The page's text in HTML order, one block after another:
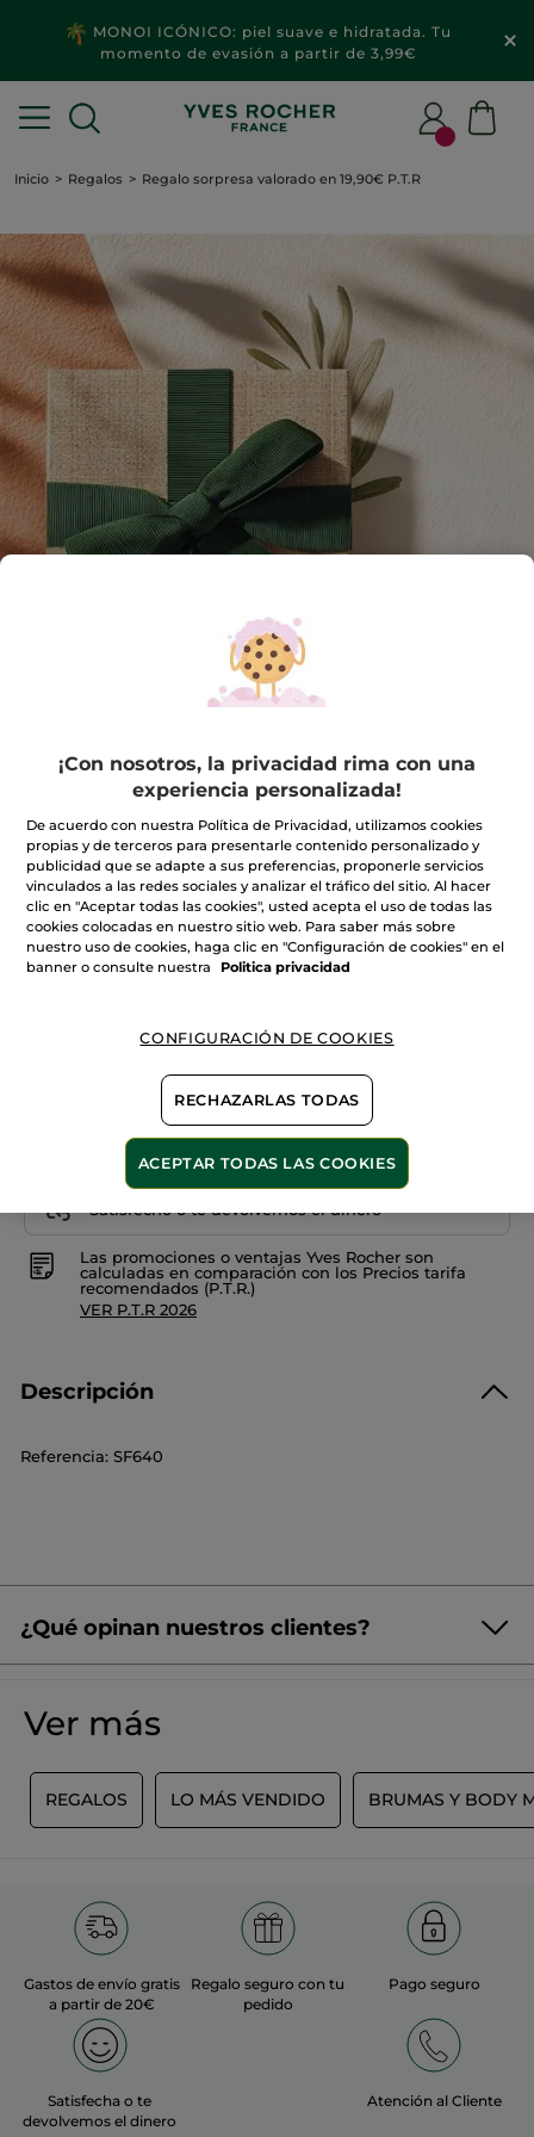
MONOI ICÓNICO: piel suave e hidratada. Tu
momento de evasión a partir de 3,99€
Inicio Regalos Regalo sorpresa valorado en 19,90€ P.T.R
Regalo sorpresa valorado en 19,90€
P.T.R
★★★★★
★★★★★
No
hay
valoraciones
de
INCLUIR UNA RESEÑA
Cantidad
PRODUCTO NO DISPONIBLE
Pago Seguro
Satisfecho o te devolvemos el dinero
Las promociones o ventajas Yves Rocher son
calculadas en comparación con los Precios tarifa
recomendados (P.T.R.)
VER P.T.R 2026
Descripción
Referencia: SF640
¿Qué opinan nuestros clientes?
No
AÑADIR UNA RESEÑA
Ver más
REGALOS LO MÁS VENDIDO BRUMAS Y BODY
Gastos de envío gratis
a partir de 20€
Regalo seguro con tu
pedido
Pago seguro
Satisfecha o te
devolvemos el dinero
Atención al Cliente
¡Con nosotros, la privacidad rima con una
experiencia personalizada!
De acuerdo con nuestra Política de Privacidad, utilizamos cookies
propias y de terceros para presentarle contenido personalizado y
publicidad que se adapte a sus preferencias, proponerle servicios
vinculados a las redes sociales y analizar el tráfico del sitio. Al hacer
clic en "Aceptar todas las cookies", usted acepta el uso de todas las
cookies colocadas en nuestro sitio web. Para saber más sobre
nuestro uso de cookies, haga clic en "Configuración de cookies" en el
banner o consulte nuestra
Politica privacidad
CONFIGURACIÓN DE COOKIES
RECHAZARLAS TODAS
ACEPTAR TODAS LAS COOKIES